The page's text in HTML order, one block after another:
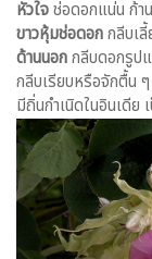
หัวใจช่อดอกแน่น ก้า
ขาวหุ้มช่อดอกกลีบเ
ด้านนอกกลีบดอกรูป
กลีบเรียบหรือจักตื้น ๆ
มีถิ่นกำเนิดในอินเดีย